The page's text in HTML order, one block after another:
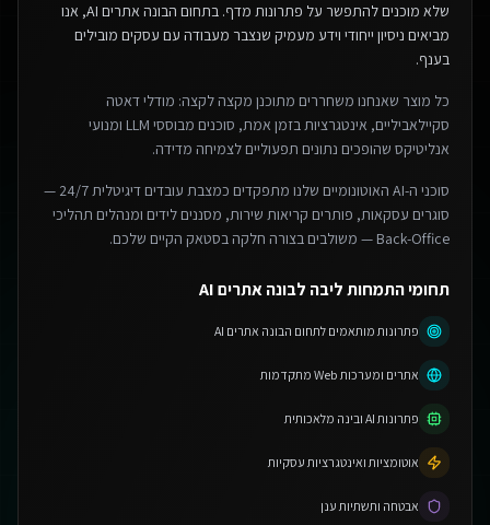
שלא מוכנים להתפשר על פתרונות מדף.
בתחום הבונה אתרים AI, אנו
מביאים ניסיון ייחודי וידע מעמיק שנצבר מעבודה עם עסקים מובילים
בענף.
כל מוצר שאנחנו משחררים מתוכנן מקצה לקצה: מודלי דאטה
סקיילאביליים, אינטגרציות בזמן אמת, סוכנים מבוססי LLM ומנועי
אנליטיקס שהופכים נתונים תפעוליים לצמיחה מדידה.
סוכני ה-AI האוטונומיים שלנו מתפקדים כמצבת עובדים דיגיטלית 24/7 —
סוגרים עסקאות, פותרים קריאות שירות, מסננים לידים ומנהלים תהליכי
Back-Office — משולבים בצורה חלקה בסטאק הקיים שלכם.
תחומי התמחות ליבה לבונה אתרים AI
פתרונות מותאמים לתחום הבונה אתרים AI
אתרים ומערכות Web מתקדמות
פתרונות AI ובינה מלאכותית
אוטומציות ואינטגרציות עסקיות
אבטחה ותשתיות ענן